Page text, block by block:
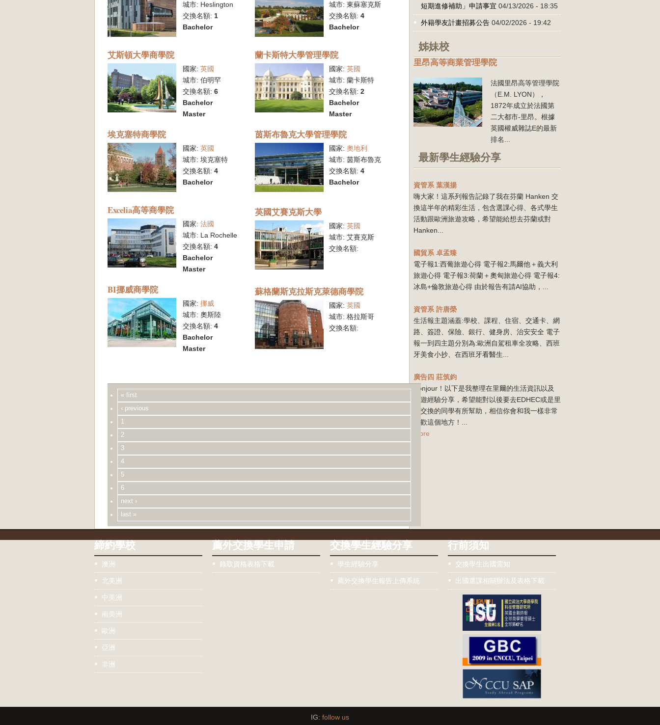
城市: Heslington
交換名額: 1
Bachelor
城市: 東蘇塞克斯
交換名額: 4
Bachelor
艾斯頓大學商學院
國家: 英國
城市: 伯明罕
交換名額: 6
Bachelor
Master
蘭卡斯特大學管理學院
國家: 英國
城市: 蘭卡斯特
交換名額: 2
Bachelor
Master
埃克塞特商學院
國家: 英國
城市: 埃克塞特
交換名額: 4
Bachelor
茵斯布魯克大學管理學院
國家: 奧地利
城市: 茵斯布魯克
交換名額: 4
Bachelor
Excelia高等商學院
國家: 法國
城市: La Rochelle
交換名額: 4
Bachelor
Master
英國艾賽克斯大學
國家: 英國
城市: 艾賽克斯
交換名額:
BI挪威商學院
國家: 挪威
城市: 奧斯陸
交換名額: 4
Bachelor
Master
蘇格蘭斯克拉斯克萊德商學院
國家: 英國
城市: 格拉斯哥
交換名額:
« first
‹ previous
1
2
3
4
5
6
next ›
last »
短期進修補助」申請事宜 04/13/2026 - 18:35
外籍學友計畫招募公告 04/02/2026 - 19:42
姊妹校
里昂高等商業管理學院
法國里昂高等管理學院
（E.M. LYON），
1872年成立於法國第
二大都市-里昂。根據
英國權威雜誌E的最新
排名...
最新學生經驗分享
資管系 葉漢揚
嗨大家！這系列報告記錄了我在芬蘭 Hanken 交
換這半年的精彩生活，包含選課心得、各式學生
活動跟歐洲旅遊攻略，希望能給想去芬蘭或對
Hanken...
國貿系 卓孟臻
電子報1:西葡旅遊心得 電子報2:馬爾他＋義大利
旅遊心得 電子報3:荷蘭＋奧匈旅遊心得 電子報4:
冰島+倫敦旅遊心得 由於報告有請AI協助，...
資管系 許唐榮
生活報主題涵蓋:學校、課程、住宿、交通卡、網
路、簽證、保險、銀行、健身房、治安安全 電子
報一到四主題分別為:歐洲自駕租車全攻略、西班
牙美食小抄、在西班牙看醫生...
廣告四 莊筑鈞
Bonjour！以下是我整理在里爾的生活資訊以及
旅遊經驗分享，希望能對以後要去EDHEC或是里
爾交換的同學有所幫助，相信你會和我一樣非常
喜歡這個地方！...
more
締約學校
澳洲
北美洲
中美洲
南美洲
歐洲
亞洲
非洲
薦外交換學生申請
錄取資格表格下載
交換學生經驗分享
學生經驗分享
薦外交換學生報告上傳系統
行前須知
交換學生出國需知
出國選課相關辦法及表格下載
IG: follow us